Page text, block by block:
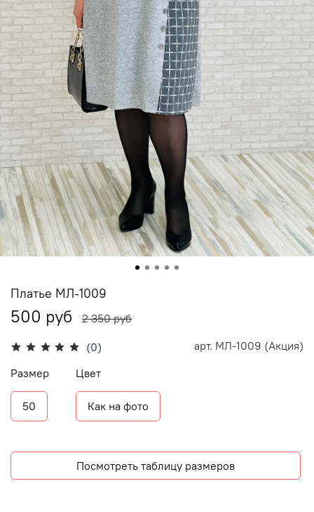
(0) арт. МЛ-1009 (Акция)
Платье МЛ-1009
500 руб 2 350 руб
Размер
50
Цвет
Как на фото
Посмотреть таблицу размеров